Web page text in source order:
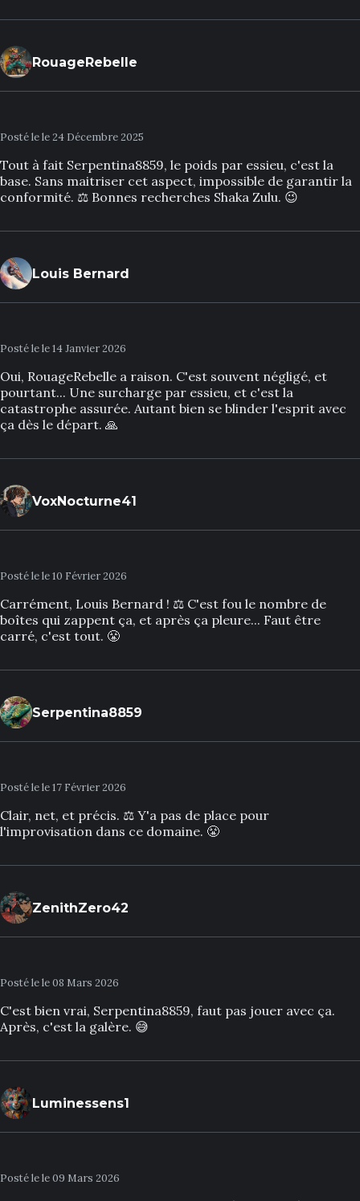
RouageRebelle
Posté le le 24 Décembre 2025
Tout à fait Serpentina8859, le poids par essieu, c'est la
base. Sans maitriser cet aspect, impossible de garantir la
conformité. ⚖️ Bonnes recherches Shaka Zulu. 😉
Louis Bernard
Posté le le 14 Janvier 2026
Oui, RouageRebelle a raison. C'est souvent négligé, et
pourtant... Une surcharge par essieu, et c'est la
catastrophe assurée. Autant bien se blinder l'esprit avec
ça dès le départ. 🙏
VoxNocturne41
Posté le le 10 Février 2026
Carrément, Louis Bernard ! ⚖️ C'est fou le nombre de
boîtes qui zappent ça, et après ça pleure... Faut être
carré, c'est tout. 😤
Serpentina8859
Posté le le 17 Février 2026
Clair, net, et précis. ⚖️ Y'a pas de place pour
l'improvisation dans ce domaine. 😤
ZenithZero42
Posté le le 08 Mars 2026
C'est bien vrai, Serpentina8859, faut pas jouer avec ça.
Après, c'est la galère. 😅
Luminessens1
Posté le le 09 Mars 2026